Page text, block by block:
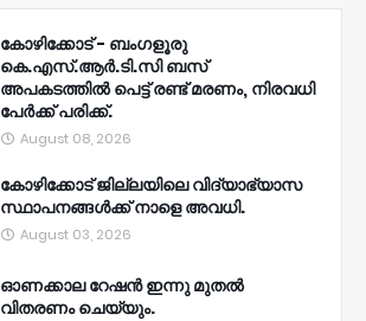
കോഴിക്കോട് - ബംഗളൂരു
കെ.എസ്.ആർ.ടി.സി ബസ്
അപകടത്തിൽ പെട്ട് രണ്ട് മരണം, നിരവധി
പേർക്ക് പരിക്ക്.
August 08, 2026
കോഴിക്കോട് ജില്ലയിലെ വിദ്യാഭ്യാസ
സ്ഥാപനങ്ങൾക്ക് നാളെ അവധി.
August 03, 2026
ഓണക്കാല റേഷൻ ഇന്നു മുതല്‍
വിതരണം ചെയ്യും.